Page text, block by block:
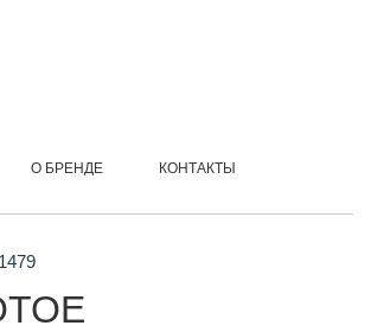
О БРЕНДЕ КОНТАКТЫ